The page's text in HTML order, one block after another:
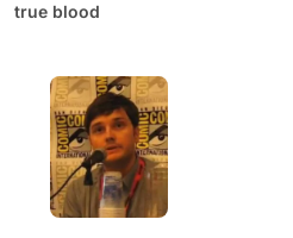
true blood